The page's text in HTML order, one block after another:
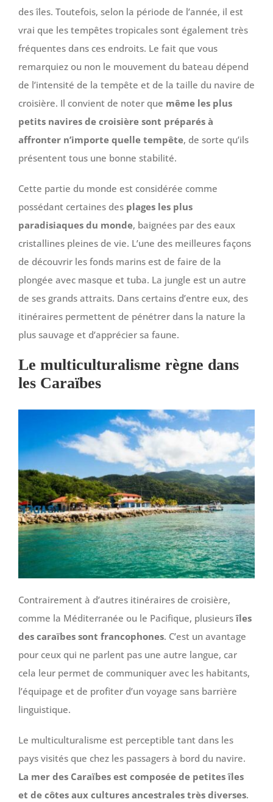
des îles. Toutefois, selon la période de l’année, il est
vrai que les tempêtes tropicales sont également très
fréquentes dans ces endroits. Le fait que vous
remarquiez ou non le mouvement du bateau dépend
de l’intensité de la tempête et de la taille du navire de
croisière. Il convient de noter que même les plus
petits navires de croisière sont préparés à
affronter n’importe quelle tempête, de sorte qu’ils
présentent tous une bonne stabilité.
Cette partie du monde est considérée comme
possédant certaines des plages les plus
paradisiaques du monde, baignées par des eaux
cristallines pleines de vie. L’une des meilleures façons
de découvrir les fonds marins est de faire de la
plongée avec masque et tuba. La jungle est un autre
de ses grands attraits. Dans certains d’entre eux, des
itinéraires permettent de pénétrer dans la nature la
plus sauvage et d’apprécier sa faune.
Le multiculturalisme règne dans
les Caraïbes
Contrairement à d’autres itinéraires de croisière,
comme la Méditerranée ou le Pacifique, plusieursîles
des caraïbes sont francophones. C’est un avantage
pour ceux qui ne parlent pas une autre langue, car
cela leur permet de communiquer avec les habitants,
l’équipage et de profiter d’un voyage sans barrière
linguistique.
Le multiculturalisme est perceptible tant dans les
pays visités que chez les passagers à bord du navire.
La mer des Caraïbes est composée de petites îles
et de côtes aux cultures ancestrales très diverses.